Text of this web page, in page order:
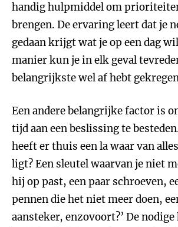
handig hulpmiddel om
brengen. De ervaring leert dat je
gedaan krijgt wat je op een dag
manier kun je in elk geval
belangrijkste wel af hebt
Een andere belangrijke factor is
tijd aan een beslissing te
heeft er thuis een la waar van
ligt? Een sleutel waarvan je niet
hij op past, een paar schroeven,
pennen die het niet meer doen,
aansteker, enzovoort?’ De nodige